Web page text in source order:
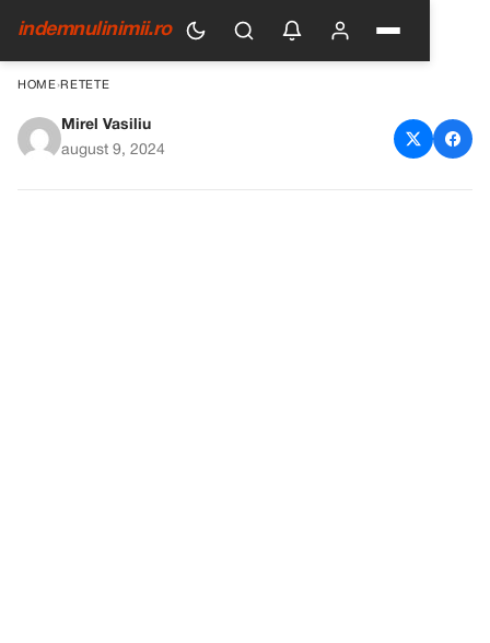
indemnulinimii.ro
HOME› RETETE
Vânăta, Leguma Minune care
Mirel Vasiliu
august 9, 2024